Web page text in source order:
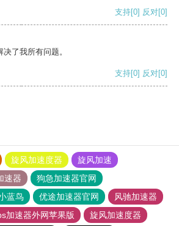
支持[0] 反对[0]
了我所有问题。
支持[0] 反对[0]
旋风加速度器
旋风加速
速器
狗急加速器官网
蓝鸟 优途加速器官网
风驰加速器
加速器外网苹果版 旋风加速度器